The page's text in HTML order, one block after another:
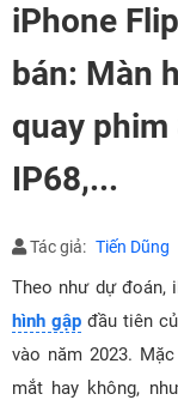
iPhone
bán: Màn
quay
IP68,...
Tác giả: Tiến Dũng
Theo như dự đoán,
hình gập đầu tiên
vào năm 2023.
mắt hay không,